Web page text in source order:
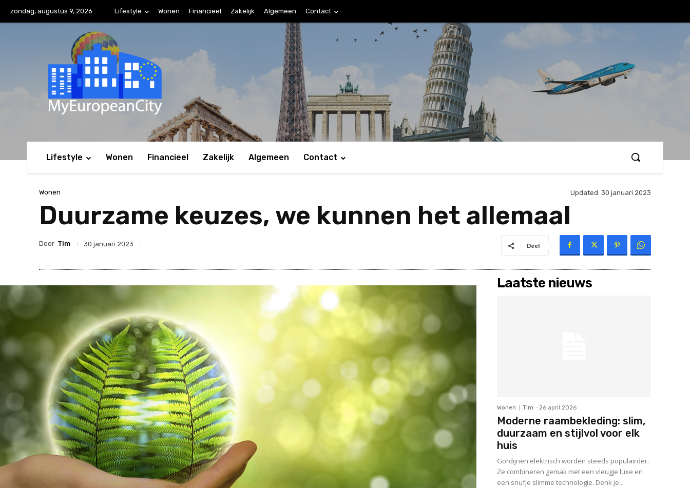
zondag, augustus 9, 2026 Lifestyle Wonen Financieel Zakelijk Algemeen Contact
Lifestyle Wonen Financieel Zakelijk Algemeen Contact
Wonen Updated: 30 januari 2023
Duurzame keuzes, we kunnen het allemaal
Door Tim 30 januari 2023 Deel
Laatste nieuws
Wonen Tim - 26 april 2026
Moderne raambekleding: slim,
duurzaam en stijlvol voor elk
huis
Gordijnen elektrisch worden steeds populairder.
Ze combineren gemak met een vleugje luxe en
een snufje slimme technologie. Denk je...